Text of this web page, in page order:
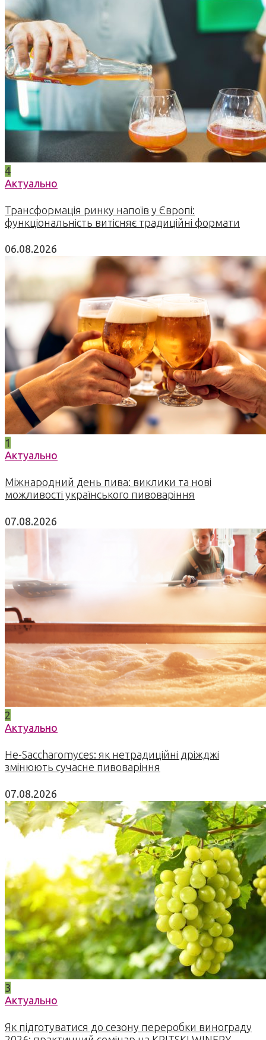
4
Актуально
Трансформація ринку напоїв у Європі:
функціональність витісняє традиційні формати
06.08.2026
1
Актуально
Міжнародний день пива: виклики та нові
можливості українського пивоваріння
07.08.2026
2
Актуально
Не-Saccharomyces: як нетрадиційні дріжджі
змінюють сучасне пивоваріння
07.08.2026
3
Актуально
Як підготуватися до сезону переробки винограду